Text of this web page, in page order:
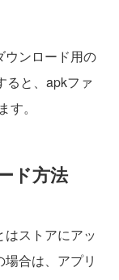
ンロード用の
ると、apkファ
。
ド方法
ストアにアッ
合は、アプリ